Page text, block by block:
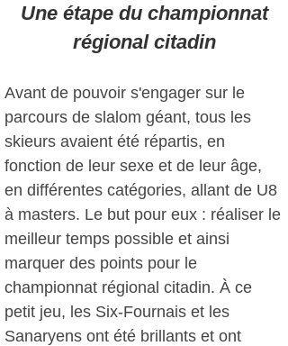
Une étape du championnat
régional citadin
Avant de pouvoir s'engager sur le
parcours de slalom géant, tous les
skieurs avaient été répartis, en
fonction de leur sexe et de leur âge,
en différentes catégories, allant de U8
à masters. Le but pour eux : réaliser le
meilleur temps possible et ainsi
marquer des points pour le
championnat régional citadin. À ce
petit jeu, les Six-Fournais et les
Sanaryens ont été brillants et ont